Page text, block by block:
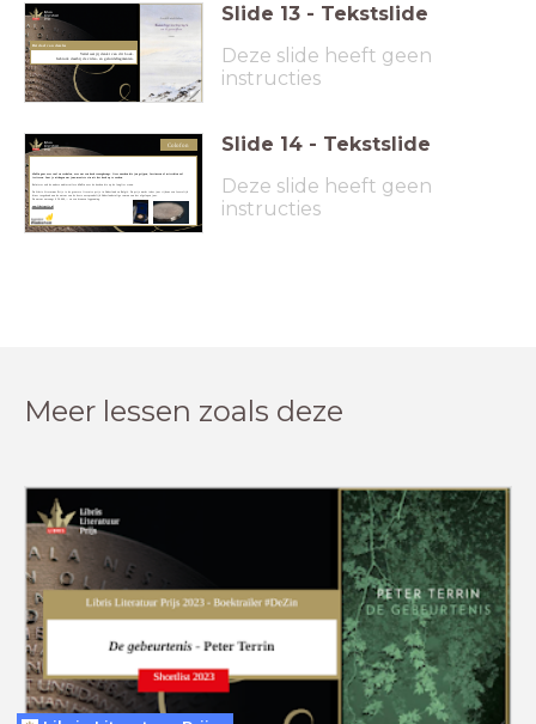
Het doel van deze les
Vertel wat jij denkt van dit boek.
Gebruik daarbij de video- en geluidsfragmenten.
Slide 13 - Tekstslide
Deze slide heeft geen
instructies
Colofon
#DeZin gaat over taal en verhalen, over wat een boek teweegbrengt. Over woorden die jou grijpen, fascineren of misschien wel
irriteren. Laat je uitdagen om jouw mooiste zin uit het boek op te zoeken.
Beluister ook de andere audiotrailers #DeZin over de boeken die op de longlist staan.
De Libris Literatuur Prijs is de grootste literaire prijs in Nederland en België. De prijs wordt ieder jaar tijdens een feestelijk
diner toegekend aan de auteur van de beste oorspronkelijk Nederlandstalige roman van het afgelopen jaar.
De auteur ontvangt € 50.000,-- en een bronzen legpenning.
www.librisprijs.nl
Slide 14 - Tekstslide
Deze slide heeft geen
instructies
Meer lessen zoals deze